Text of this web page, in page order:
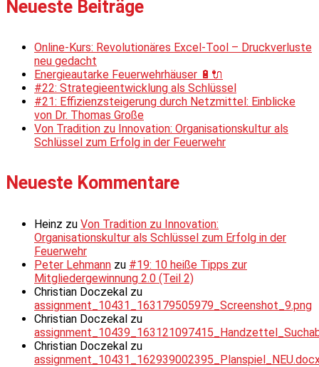
Neueste Beiträge
Online-Kurs: Revolutionäres Excel-Tool – Druckverluste
neu gedacht
Energieautarke Feuerwehrhäuser 🔋🔌
#22: Strategieentwicklung als Schlüssel
#21: Effizienzsteigerung durch Netzmittel: Einblicke
von Dr. Thomas Große
Von Tradition zu Innovation: Organisationskultur als
Schlüssel zum Erfolg in der Feuerwehr
Neueste Kommentare
Heinz zu Von Tradition zu Innovation:
Organisationskultur als Schlüssel zum Erfolg in der
Feuerwehr
Peter Lehmann zu #19: 10 heiße Tipps zur
Mitgliedergewinnung 2.0 (Teil 2)
Christian Doczekal zu
assignment_10431_163179505979_Screenshot_9.png
Christian Doczekal zu
Christian Doczekal zu